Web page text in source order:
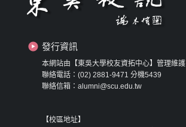
發行資訊
本網站由【東吳大學校友資拓中心】管理維護
聯絡電話：(02) 2881-9471 分機5439
聯絡信箱：alumni@scu.edu.tw
【校區地址】